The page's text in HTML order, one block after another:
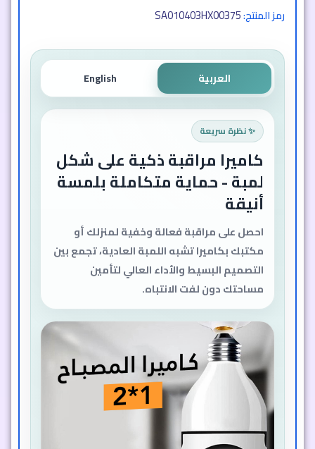
رمز المنتج:SA010403HX00375
العربية English
✨ نظرة سريعة
كاميرا مراقبة ذكية على شكل
لمبة - حماية متكاملة بلمسة
أنيقة
احصل على مراقبة فعالة وخفية لمنزلك أو
مكتبك بكاميرا تشبه اللمبة العادية، تجمع بين
التصميم البسيط والأداء العالي لتأمين
مساحتك دون لفت الانتباه.